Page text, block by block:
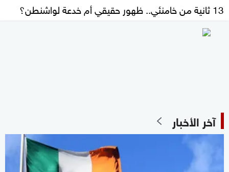
13 ثانية من خامنئي.. ظهور حقيقي أم خدعة لواشنطن؟
آخر الأخبار